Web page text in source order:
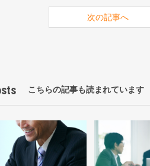
次の記事へ
こちらの記事も読まれています